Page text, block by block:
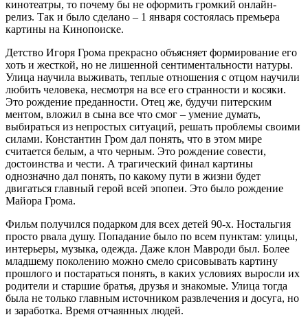
кинотеатры, то почему бы не оформить громкий онлайн-
релиз. Так и было сделано – 1 января состоялась премьера
картины на Кинопоиске.
Детство Игоря Грома прекрасно объясняет формирование его
хоть и жесткой, но не лишенной сентиментальности натуры.
Улица научила выживать, теплые отношения с отцом научили
любить человека, несмотря на все его странности и косяки.
Это рождение преданности. Отец же, будучи питерским
ментом, вложил в сына все что смог – умение думать,
выбираться из непростых ситуаций, решать проблемы своими
силами. Константин Гром дал понять, что в этом мире
считается белым, а что черным. Это рождение совести,
достоинства и чести. А трагический финал картины
однозначно дал понять, по какому пути в жизни будет
двигаться главный герой всей эпопеи. Это было рождение
Майора Грома.
Фильм получился подарком для всех детей 90-х. Ностальгия
просто рвала душу. Попадание было по всем пунктам: улицы,
интерьеры, музыка, одежда. Даже клон Мавроди был. Более
младшему поколению можно смело срисовывать картину
прошлого и постараться понять, в каких условиях выросли их
родители и старшие братья, друзья и знакомые. Улица тогда
была не только главным источником развлечения и досуга, но
и заработка. Время отчаянных людей.